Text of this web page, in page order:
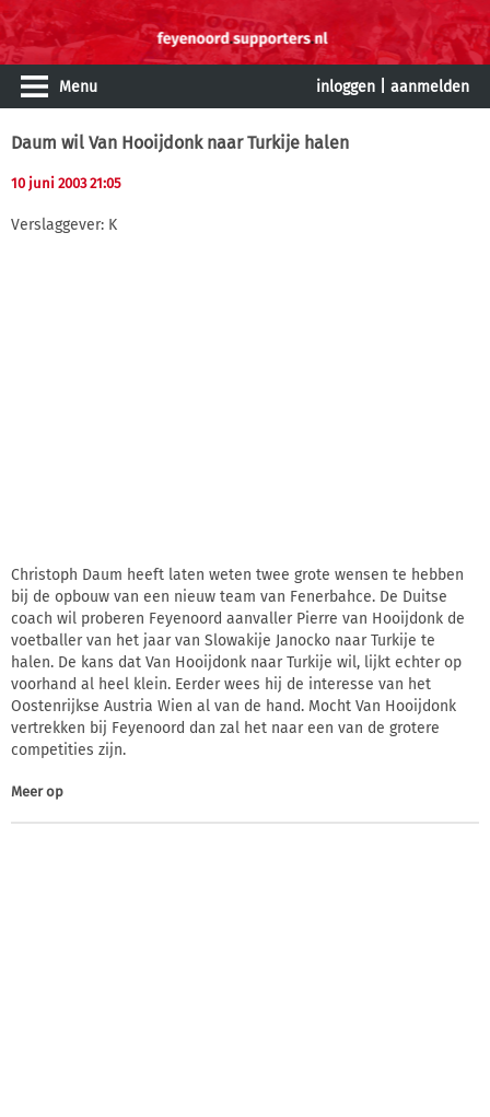
Menu inloggen aanmelden
Daum wil Van Hooijdonk naar Turkije halen
10 juni 2003 21:05
Verslaggever: K
Christoph Daum heeft laten weten twee grote wensen te hebben
bij de opbouw van een nieuw team van Fenerbahce. De Duitse
coach wil proberen Feyenoord aanvaller Pierre van Hooijdonk de
voetballer van het jaar van Slowakije Janocko naar Turkije te
halen. De kans dat Van Hooijdonk naar Turkije wil, lijkt echter op
voorhand al heel klein. Eerder wees hij de interesse van het
Oostenrijkse Austria Wien al van de hand. Mocht Van Hooijdonk
vertrekken bij Feyenoord dan zal het naar een van de grotere
competities zijn.
Meer op